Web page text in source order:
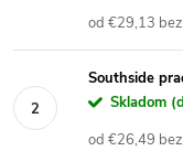
od €29,13
Southside
Skladom
od €26,49